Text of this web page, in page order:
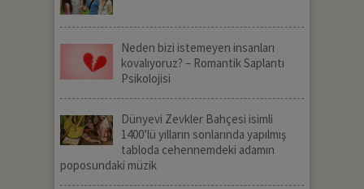
Neden bizi istemeyen insanları
kovalıyoruz? – Romantik Saplantı
Psikolojisi
Dünyevi Zevkler Bahçesi isimli
1400’lü yılların sonlarında yapılmış
tabloda cehennemdeki adamın
poposundaki müzik